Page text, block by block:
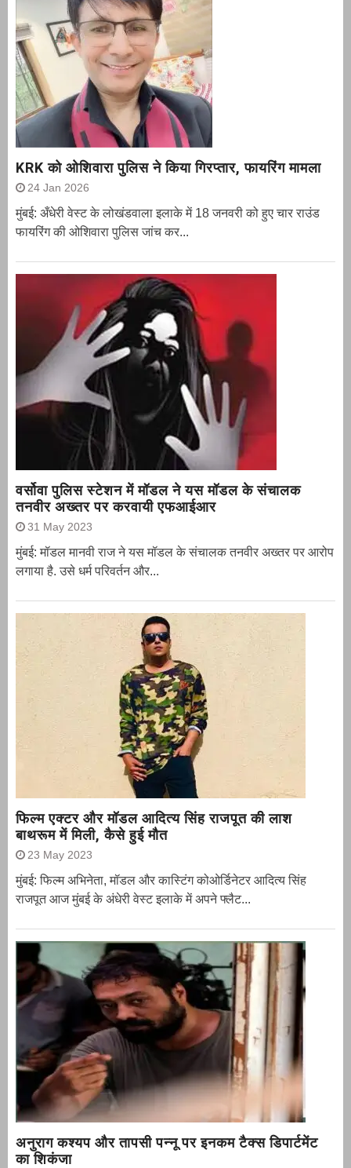
KRK को ओशिवारा पुलिस ने किया गिरप्तार, फायरिंग मामला
24 Jan 2026
मुंबई: अँधेरी वेस्ट के लोखंडवाला इलाके में 18 जनवरी को हुए चार राउंड
फायरिंग की ओशिवारा पुलिस जांच कर...
वर्सोवा पुलिस स्टेशन में मॉडल ने यस मॉडल के संचालक
तनवीर अख्तर पर करवायी एफआईआर
31 May 2023
मुंबई: मॉडल मानवी राज ने यस मॉडल के संचालक तनवीर अख्तर पर आरोप
लगाया है. उसे धर्म परिवर्तन और...
फिल्म एक्टर और मॉडल आदित्य सिंह राजपूत की लाश
बाथरूम में मिली, कैसे हुई मौत
23 May 2023
मुंबई: फिल्म अभिनेता, मॉडल और कास्टिंग कोओर्डिनेटर आदित्य सिंह
राजपूत आज मुंबई के अंधेरी वेस्ट इलाके में अपने फ्लैट...
अनुराग कश्यप और तापसी पन्नू पर इनकम टैक्स डिपार्टमेंट
का शिकंजा